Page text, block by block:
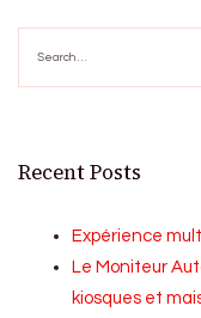
for:
Recent Posts
Expérience
Le Moniteur
kiosques et